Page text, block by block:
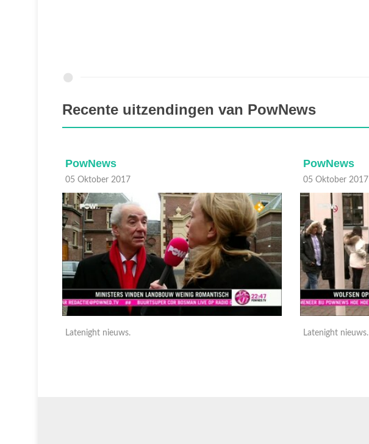
Recente uitzendingen van PowNews
PowNews
05 Oktober 2017
Latenight nieuws.
PowNews
05 Oktober 2017
Latenight nieuws.